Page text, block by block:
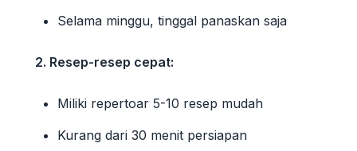
Selama minggu, tinggal panaskan saja
2. Resep-resep cepat:
Miliki repertoar 5-10 resep mudah
Kurang dari 30 menit persiapan